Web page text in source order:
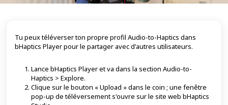
Tu peux téléverser ton propre profil Audio-to-Haptics dans
bHaptics Player pour le partager avec d'autres utilisateurs.
Lance bHaptics Player et va dans la section Audio-to-
Haptics > Explore.
Clique sur le bouton « Upload » dans le coin ; une fenêtre
pop-up de téléversement s'ouvre sur le site web bHaptics